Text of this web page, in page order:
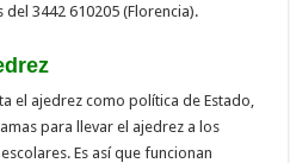
3442 610205 (Florencia).
el ajedrez como política de Estado,
para llevar el ajedrez a los
Es así que funcionan